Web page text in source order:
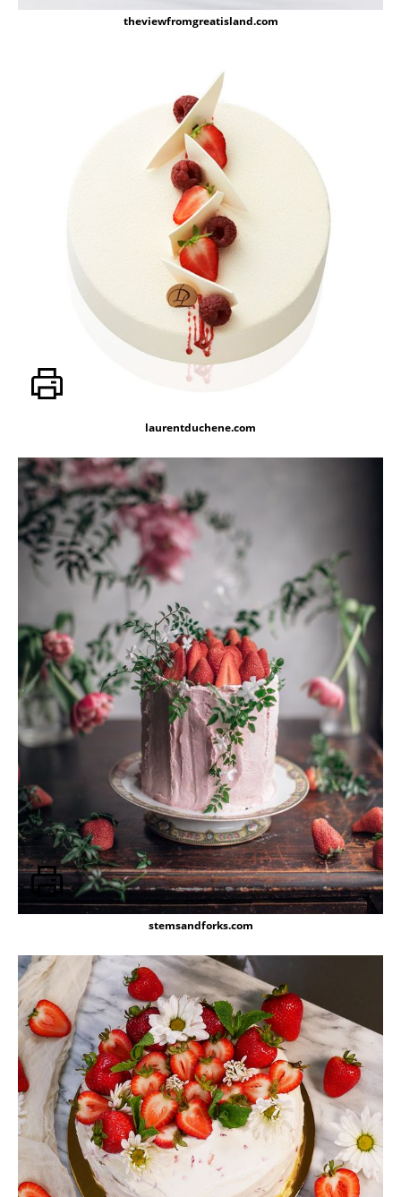
theviewfromgreatisland.com
laurentduchene.com
stemsandforks.com